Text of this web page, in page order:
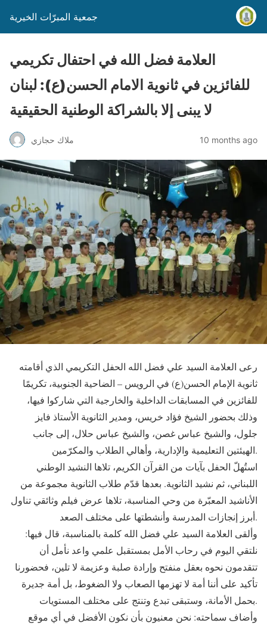
جمعية المبرّات الخيرية
العلامة فضل الله في احتفال تكريمي
للفائزين في ثانوية الامام الحسن(ع): لبنان
لا يبنى إلا بالشراكة الوطنية الحقيقية
ملاك حجازي 10 months ago
رعى العلامة السيد علي فضل الله الحفل التكريمي الذي أقامته
ثانوية الإمام الحسن(ع) في الرويس – الضاحية الجنوبية، تكريمًا
للفائزين في المسابقات الداخلية والخارجية التي شاركوا فيها،
وذلك بحضور الشيخ فؤاد خريس، ومدير الثانوية الأستاذ فايز
جلول، والشيخ عباس غصن، والشيخ عباس حلال، إلى جانب
الهيئتين التعليمية والإدارية، وأهالي الطلاب والمكرّمين.
استُهلّ الحفل بآيات من القرآن الكريم، تلاها النشيد الوطني
اللبناني، ثم نشيد الثانوية. بعدها قدّم طلاب الثانوية مجموعة من
الأناشيد المعبّرة من وحي المناسبة، تلاها عرض فيلم وثائقي تناول
أبرز إنجازات المدرسة وأنشطتها على مختلف الصعد.
وألقى العلامة السيد علي فضل الله كلمة بالمناسبة، قال فيها:
نلتقي اليوم في رحاب الأمل بمستقبل علمي واعد نأمل أن
تتقدمون نحوه بعقل منفتح وإرادة صلبة وعزيمة لا تلين، فحضورنا
تأكيد على أننا أمة لا تهزمها الصعاب ولا الضغوط، بل أمة جديرة
بحمل الأمانة، وستبقى تبدع وتنتج على مختلف المستويات.
وأضاف سماحته: نحن معنيون بأن نكون الأفضل في أي موقع